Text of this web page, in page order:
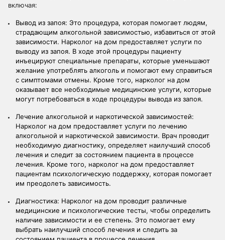
включая:
Вывод из запоя: Это процедура, которая помогает людям,
страдающим алкогольной зависимостью, избавиться от этой
зависимости. Нарколог на дом предоставляет услуги по
выводу из запоя. В ходе этой процедуры пациенту
инъецируют специальные препараты, которые уменьшают
желание употреблять алкоголь и помогают ему справиться
с симптомами отмены. Кроме того, нарколог на дом
оказывает все необходимые медицинские услуги, которые
могут потребоваться в ходе процедуры вывода из запоя.
Лечение алкогольной и наркотической зависимостей:
Нарколог на дом предоставляет услуги по лечению
алкогольной и наркотической зависимости. Врач проводит
необходимую диагностику, определяет наилучший способ
лечения и следит за состоянием пациента в процессе
лечения. Кроме того, нарколог на дом предоставляет
пациентам психологическую поддержку, которая помогает
им преодолеть зависимость.
Диагностика: Нарколог на дом проводит различные
медицинские и психологические тесты, чтобы определить
наличие зависимости и ее степень. Это помогает ему
выбрать наилучший способ лечения и следить за